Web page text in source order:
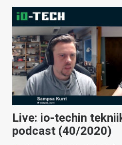
Live: io-techin
podcast (40/2020)